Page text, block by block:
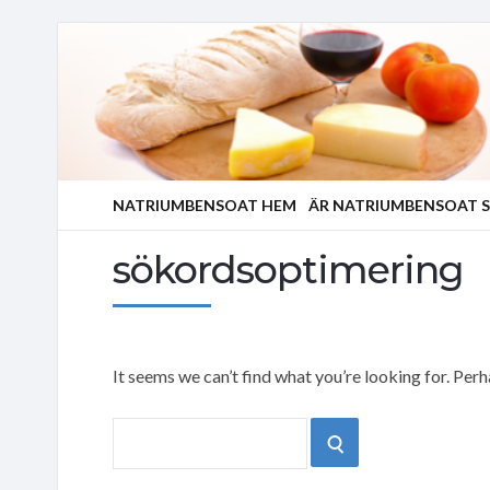
NATRIUMBENSOAT HEM ÄR NATRIUMBENSOAT
sökordsoptimering
It seems we can’t find what you’re looking for.
SEARCH